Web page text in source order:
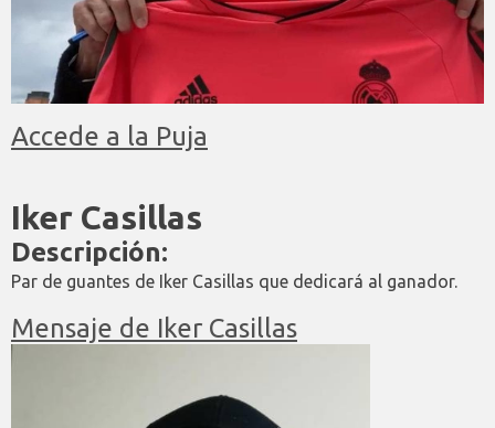
Accede a la Puja
Iker Casillas
Descripción:
Par de guantes de Iker Casillas que dedicará al ganador.
Mensaje de Iker Casillas